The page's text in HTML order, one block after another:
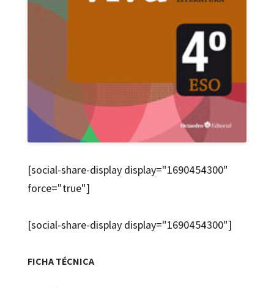
[social-share-display display="1690454300"
force="true"]
[social-share-display display="1690454300"]
FICHA TÉCNICA